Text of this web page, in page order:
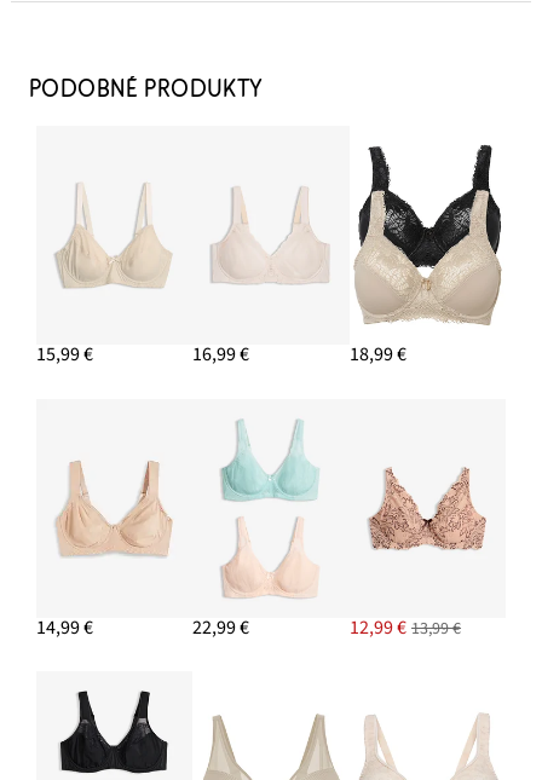
14,99 €-11%
Vysoké nohavičky (2 ks)
17,98 €
PRIDAŤ DO KOŠÍKA
PODOBNÉ PRODUKTY
15,99 € 16,99 € 18,99 €
14,99 € 22,99 € 12,99 € 13,99 €